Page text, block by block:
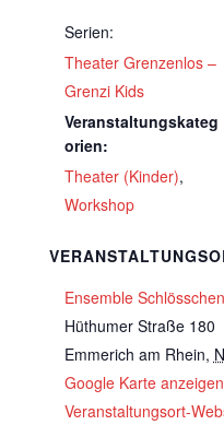
Serien:
Theater Grenzenlos –
Grenzi Kids
Veranstaltungskateg
orien:
Theater (Kinder),
Workshop
Ensemble
Hüthumer Straße 180
Emmerich am Rhein,
Google Karte anzeigen
Veranstaltungsort-